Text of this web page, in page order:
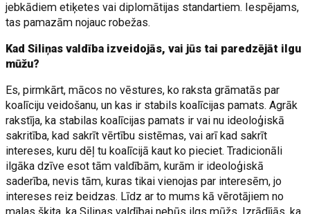
jebkādiem etiķetes vai diplomātijas standartiem. Iespējams,
tas pamazām nojauc robežas.
Kad Siliņas valdība izveidojās, vai jūs tai paredzējāt ilgu
mūžu?
Es, pirmkārt, mācos no vēstures, ko raksta grāmatās par
koalīciju veidošanu, un kas ir stabils koalīcijas pamats. Agrāk
rakstīja, ka stabilas koalīcijas pamats ir vai nu ideoloģiskā
sakritība, kad sakrīt vērtību sistēmas, vai arī kad sakrīt
intereses, kuru dēļ tu koalīcijā kaut ko pieciet. Tradicionāli
ilgāka dzīve esot tām valdībām, kurām ir ideoloģiskā
saderība, nevis tām, kuras tikai vienojas par interesēm, jo
intereses reiz beidzas. Līdz ar to mums kā vērotājiem no